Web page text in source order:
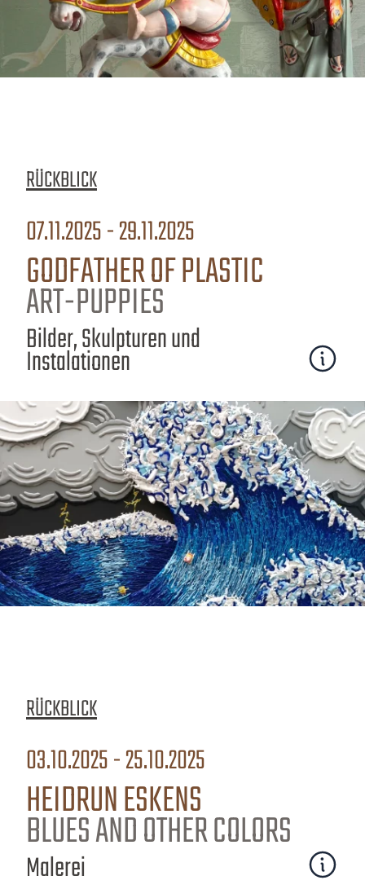
RÜCKBLICK
07.11.2025 - 29.11.2025
GODFATHER OF PLASTIC
ART-PUPPIES
Bilder, Skulpturen und
Instalationen
RÜCKBLICK
03.10.2025 - 25.10.2025
HEIDRUN ESKENS
BLUES AND OTHER COLORS
Malerei